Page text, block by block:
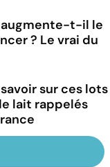
augmente-t-il le
? Le vrai du
sur ces lots
lait rappelés